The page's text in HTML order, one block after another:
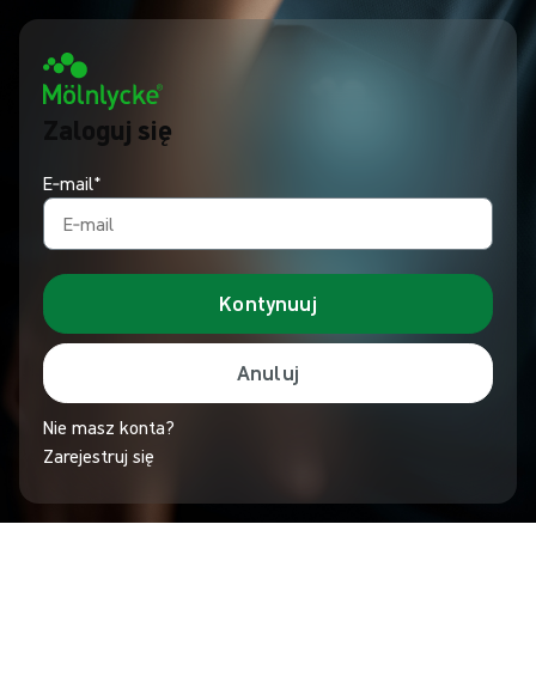
Zaloguj się
E‑mail*
Kontynuuj
Anuluj
Nie masz konta?
Zarejestruj się